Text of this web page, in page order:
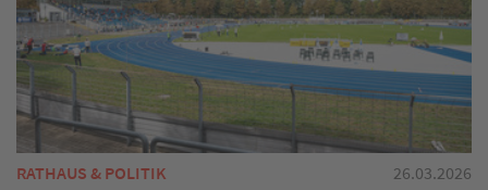
RATHAUS & POLITIK 26.03.2026